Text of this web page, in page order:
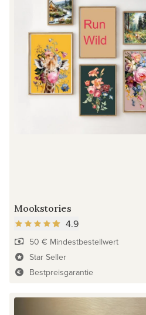
Mookstories
4.9
50 € Mindestbestellwert
Star Seller
Bestpreisgarantie